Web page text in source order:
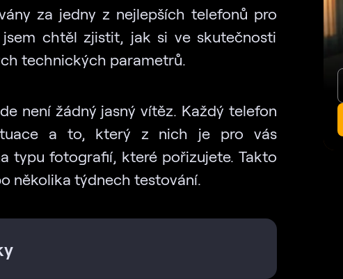
za jedny z nejlepších telefonů pro
chtěl zjistit, jak si ve skutečnosti
technických parametrů.
není žádný jasný vítěz. Každý telefon
a to, který z nich je pro vás
typu fotografií, které pořizujete. Takto
několika týdnech testování.